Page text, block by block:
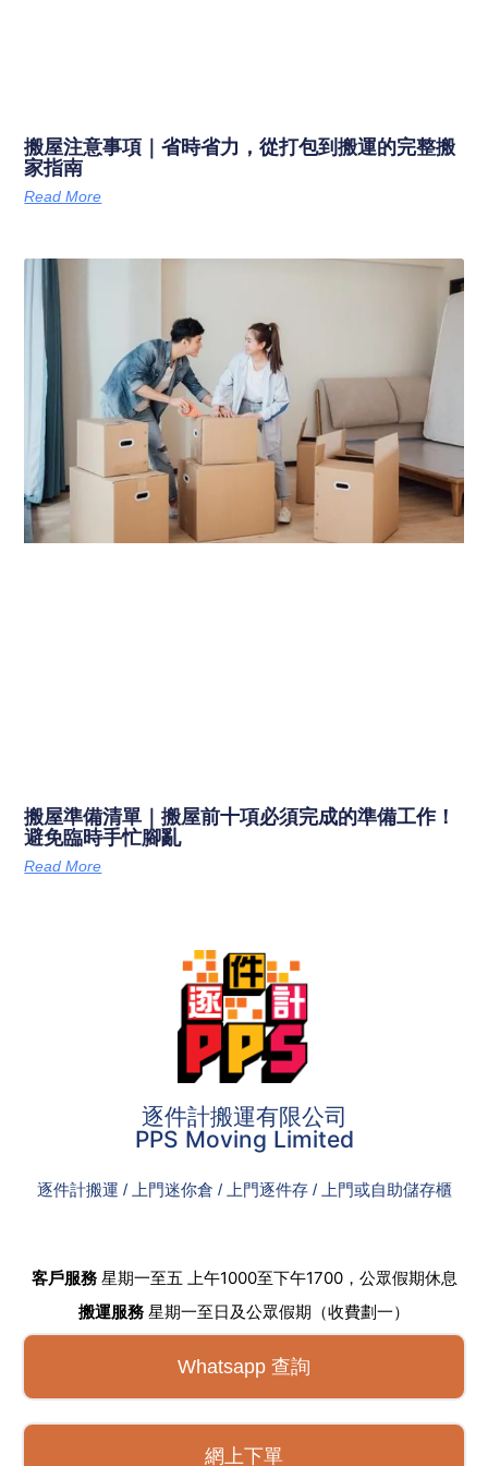
搬屋注意事項｜省時省力，從打包到搬運的完整搬
家指南
Read More
搬屋準備清單｜搬屋前十項必須完成的準備工作！
避免臨時手忙腳亂
Read More
逐件計搬運有限公司
PPS Moving Limited
逐件計搬運 / 上門迷你倉 / 上門逐件存 / 上門或自助儲存櫃
客戶服務星期一至五 上午1000至下午1700，公眾假期休息
搬運服務 星期一至日及公眾假期（收費劃一）
Whatsapp 查詢
網上下單